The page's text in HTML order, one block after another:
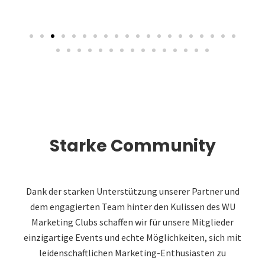
Starke Community
Dank der starken Unterstützung unserer Partner und
dem engagierten Team hinter den Kulissen des WU
Marketing Clubs schaffen wir für unsere Mitglieder
einzigartige Events und echte Möglichkeiten, sich mit
leidenschaftlichen Marketing-Enthusiasten zu